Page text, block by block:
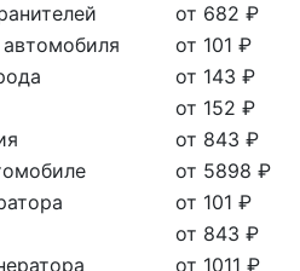
от 682 ₽
от 101 ₽
от 143 ₽
от 152 ₽
от 843 ₽
от 5898 ₽
от 101 ₽
от 843 ₽
от 1011 ₽